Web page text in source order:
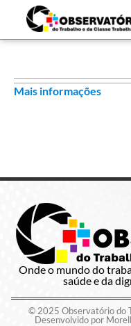
Mais informações
Onde o mundo do
saúde e da
© 2025 Observatório do
Desenvolvido por